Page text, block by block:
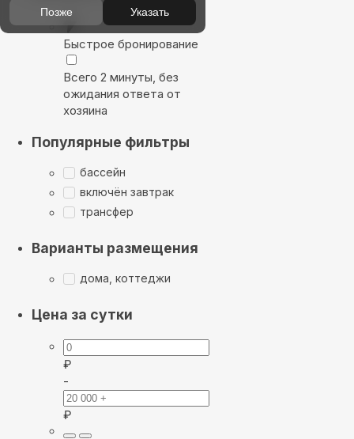
Быстрое бронирование
Всего 2 минуты, без
ожидания ответа от
хозяина
Популярные фильтры
бассейн
включён завтрак
трансфер
Варианты размещения
дома, коттеджи
Цена за сутки
₽
-
₽
Позже Указать